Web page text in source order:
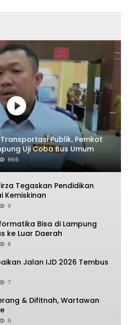
Publik, Pemkot
Uji Coba Bus Umum
866
Tegaskan Pendidikan
Kemiskinan
9
Bisa di Lampung
ke Luar Daerah
8
Jalan IJD 2026 Tembus
7
& Difitnah, Wartawan
6